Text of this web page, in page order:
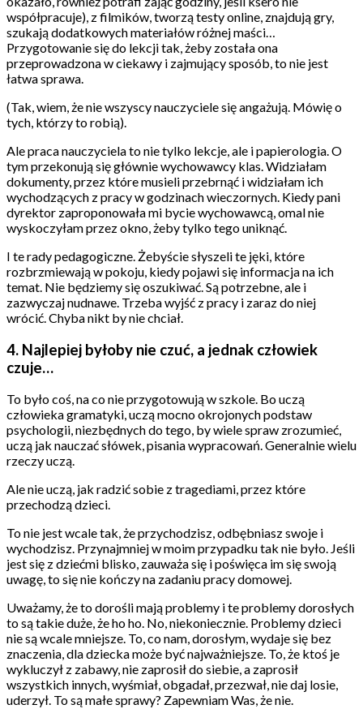
współpracuje), z filmików, tworzą testy online, znajdują gry,
szukają dodatkowych materiałów różnej maści…
Przygotowanie się do lekcji tak, żeby została ona
przeprowadzona w ciekawy i zajmujący sposób, to nie jest
łatwa sprawa.
(Tak, wiem, że nie wszyscy nauczyciele się angażują. Mówię o
tych, którzy to robią).
Ale praca nauczyciela to nie tylko lekcje, ale i papierologia. O
tym przekonują się głównie wychowawcy klas. Widziałam
dokumenty, przez które musieli przebrnąć i widziałam ich
wychodzących z pracy w godzinach wieczornych. Kiedy pani
dyrektor zaproponowała mi bycie wychowawcą, omal nie
wyskoczyłam przez okno, żeby tylko tego uniknąć.
I te rady pedagogiczne. Żebyście słyszeli te jęki, które
rozbrzmiewają w pokoju, kiedy pojawi się informacja na ich
temat. Nie będziemy się oszukiwać. Są potrzebne, ale i
zazwyczaj nudnawe. Trzeba wyjść z pracy i zaraz do niej
wrócić. Chyba nikt by nie chciał.
4. Najlepiej byłoby nie czuć, a jednak człowiek
czuje…
To było coś, na co nie przygotowują w szkole. Bo uczą
człowieka gramatyki, uczą mocno okrojonych podstaw
psychologii, niezbędnych do tego, by wiele spraw zrozumieć,
uczą jak nauczać słówek, pisania wypracowań. Generalnie wielu
rzeczy uczą.
Ale nie uczą, jak radzić sobie z tragediami, przez które
przechodzą dzieci.
To nie jest wcale tak, że przychodzisz, odbębniasz swoje i
wychodzisz. Przynajmniej w moim przypadku tak nie było. Jeśli
jest się z dziećmi blisko, zauważa się i poświęca im się swoją
uwagę, to się nie kończy na zadaniu pracy domowej.
Uważamy, że to dorośli mają problemy i te problemy dorosłych
to są takie duże, że ho ho. No, niekoniecznie. Problemy dzieci
nie są wcale mniejsze. To, co nam, dorosłym, wydaje się bez
znaczenia, dla dziecka może być najważniejsze. To, że ktoś je
wykluczył z zabawy, nie zaprosił do siebie, a zaprosił
wszystkich innych, wyśmiał, obgadał, przezwał, nie daj losie,
uderzył. To są małe sprawy? Zapewniam Was, że nie.